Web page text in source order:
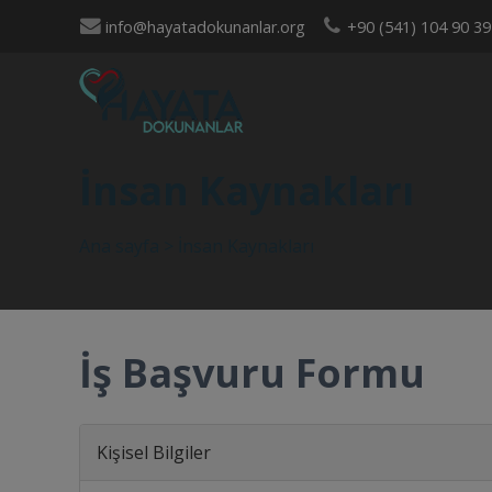
info@hayatadokunanlar.org +90 (541) 104 90 39
İş Başvuru Formu
Kişisel Bilgiler